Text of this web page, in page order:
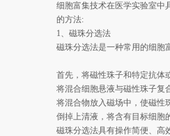
细胞富集技术在医学实验室中
的方法:
1、磁珠分选法
磁珠分选法是一种常用的细胞
首先，将磁性珠子和特定抗体
将混合细胞悬液与磁性珠子复
将混合物放入磁场中，使磁性
倒掉上清液，将含有目标细胞
磁珠分选法具有操作简便、高